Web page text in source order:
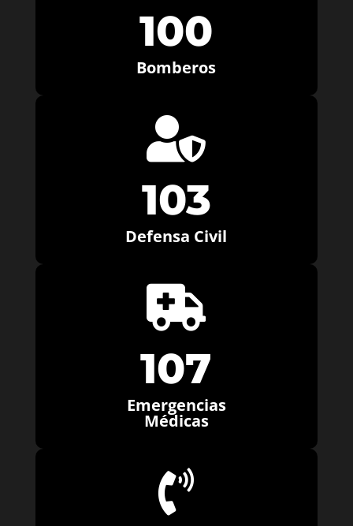
100
Bomberos

103
Defensa Civil

107
Emergencias
Médicas
